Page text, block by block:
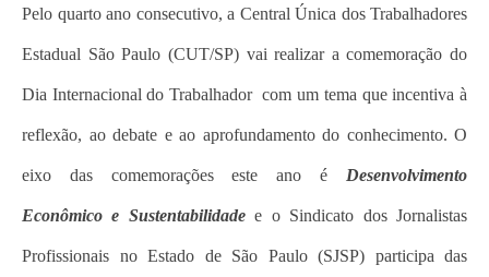
Pelo quarto ano consecutivo, a Central Única dos Trabalhadores
Estadual São Paulo (CUT/SP) vai realizar a comemoração do
Dia Internacional do Trabalhador com um tema que incentiva à
reflexão, ao debate e ao aprofundamento do conhecimento. O
eixo das comemorações este ano é Desenvolvimento
Econômico e Sustentabilidadee o Sindicato dos Jornalistas
Profissionais no Estado de São Paulo (SJSP) participa das